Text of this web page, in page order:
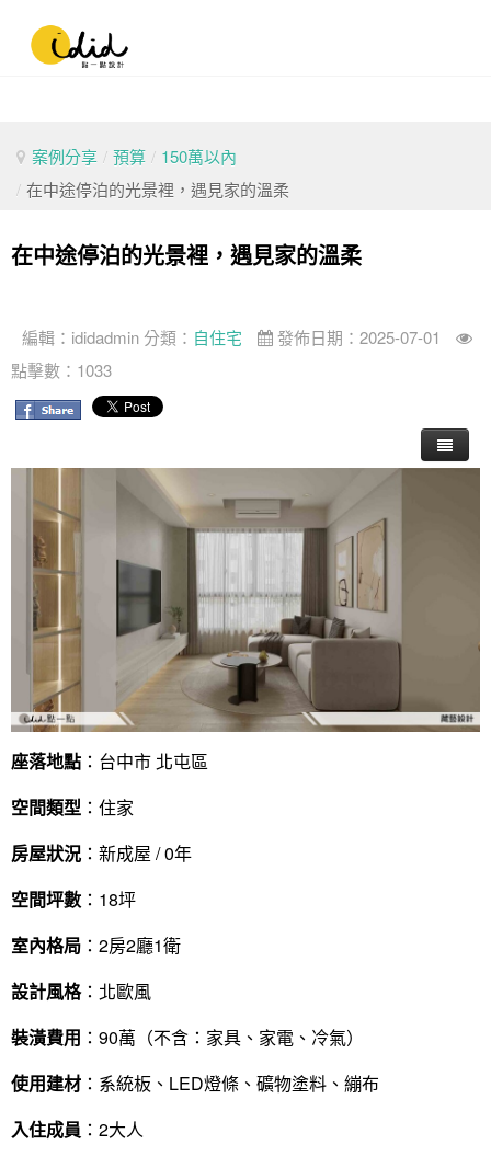
案例分享 / 預算 / 150萬以內
/ 在中途停泊的光景裡，遇見家的溫柔
在中途停泊的光景裡，遇見家的溫柔
編輯： ididadmin 分類： 自住宅
發佈日期：2025-07-01
點擊數：1033
座落地點 ：台中市 北屯區
空間類型 ：住家
房屋狀況 ：新成屋 / 0年
空間坪數 ：18坪
室內格局 ：2房2廳1衛
設計風格：北歐風
裝潢費用 ：90萬（不含：家具、家電、冷氣）
使用建材 ：系統板、LED燈條、礦物塗料、繃布
入住成員 ：2大人